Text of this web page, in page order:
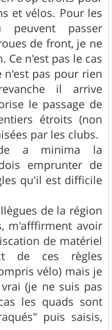
et vélos. Pour les
passer
de front, je ne
Ce n'est pas le cas
n'est pas pour rien
il arrive
le passage de
étroits (non
par les clubs.
a minima la
emprunter de
qu'il est difficile
de la région
m'afffirment avoir
de matériel
de ces règles
vélo) mais je
(je ne suis pas
les quads sont
puis saisis,